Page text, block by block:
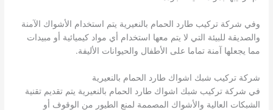
وفي شركة تركيب طارد الحمام بالنعيرية يتم استخدام الأشواك الآمنة
والصديقة للبيئة التي لا يتم معها استخدام أي مواد كيميائية أو مبيدات
مما يجعلها آمنة تماما على الأطفال والحيوانات الأليفة.
شركة تركيب شبك اشواك طارد الحمام بالنعيرية
في شركة تركيب شبك اشواك طارد الحمام بالنعيرية يتم تقديم تقنية
الشبكات العالية والأشواك المصممة لمنع الطيور من الوقوف أو